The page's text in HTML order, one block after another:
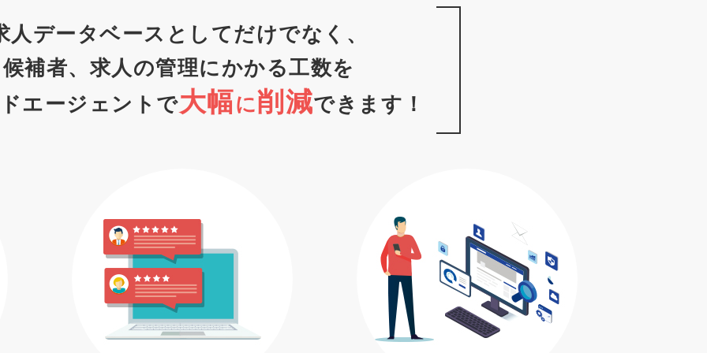
人データベースとしてだけでなく、
候補者、求人の管理にかかる工数を
エージェントで大幅に削減できます！